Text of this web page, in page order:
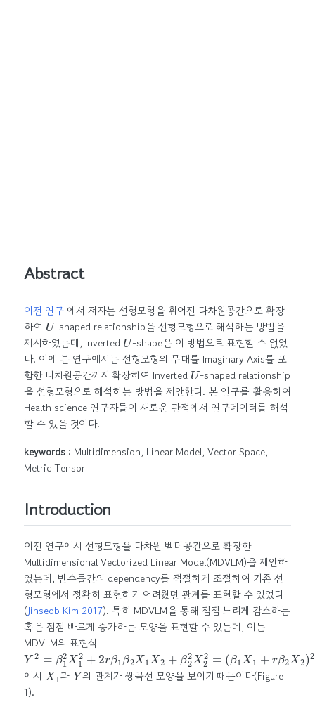
Abstract
이전 연구 에서 저자는 선형모형을 휘어진 다차원공간으로 확장
하여
U
-shaped relationship을 선형모형으로 해석하는 방법을
제시하였는데, Inverted
U
-shape은 이 방법으로 표현할 수 없었
다. 이에 본 연구에서는 선형모형의 무대를 Imaginary Axis를 포
함한 다차원공간까지 확장하여 Inverted
U
-shaped relationship
을 선형모형으로 해석하는 방법을 제안한다. 본 연구를 활용하여
Health science 연구자들이 새로운 관점에서 연구데이터를 해석
할 수 있을 것이다.
keywords : Multidimension, Linear Model, Vector Space,
Metric Tensor
Introduction
이전 연구에서 선형모형을 다차원 벡터공간으로 확장한
Multidimensional Vectorized Linear Model(MDVLM)을 제안하
였는데, 변수들간의 dependency를 적절하게 조절하여 기존 선
형모형에서 정확히 표현하기 어려웠던 관계를 표현할 수 있었다
(Jinseob Kim 2017). 특히 MDVLM을 통해 점점 느리게 감소하는
혹은 점점 빠르게 증가하는 모양을 표현할 수 있는데, 이는
MDVLM의 표현식
Y2=β12X12+2 X 2=
(β1X1+rβ2X2) 2
에서
X 1
과
Y
의 관계가 쌍곡선 모양을 보이기 때문이다(Figure
1).